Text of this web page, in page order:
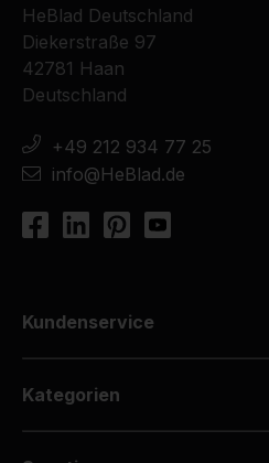
HeBlad Deutschland
Diekerstraße 97
42781 Haan
Deutschland
+49 212 934 77 25
info@HeBlad.de
Kundenservice
Kategorien